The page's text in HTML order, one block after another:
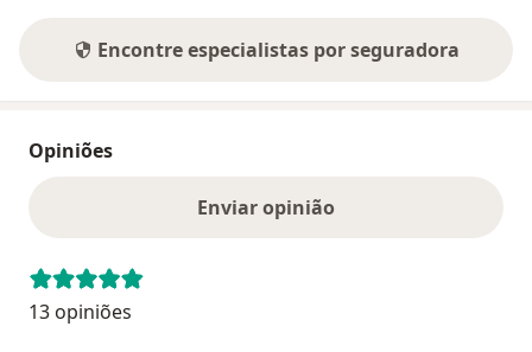
Encontre especialistas por seguradora
Opiniões
Enviar opinião
13 opiniões